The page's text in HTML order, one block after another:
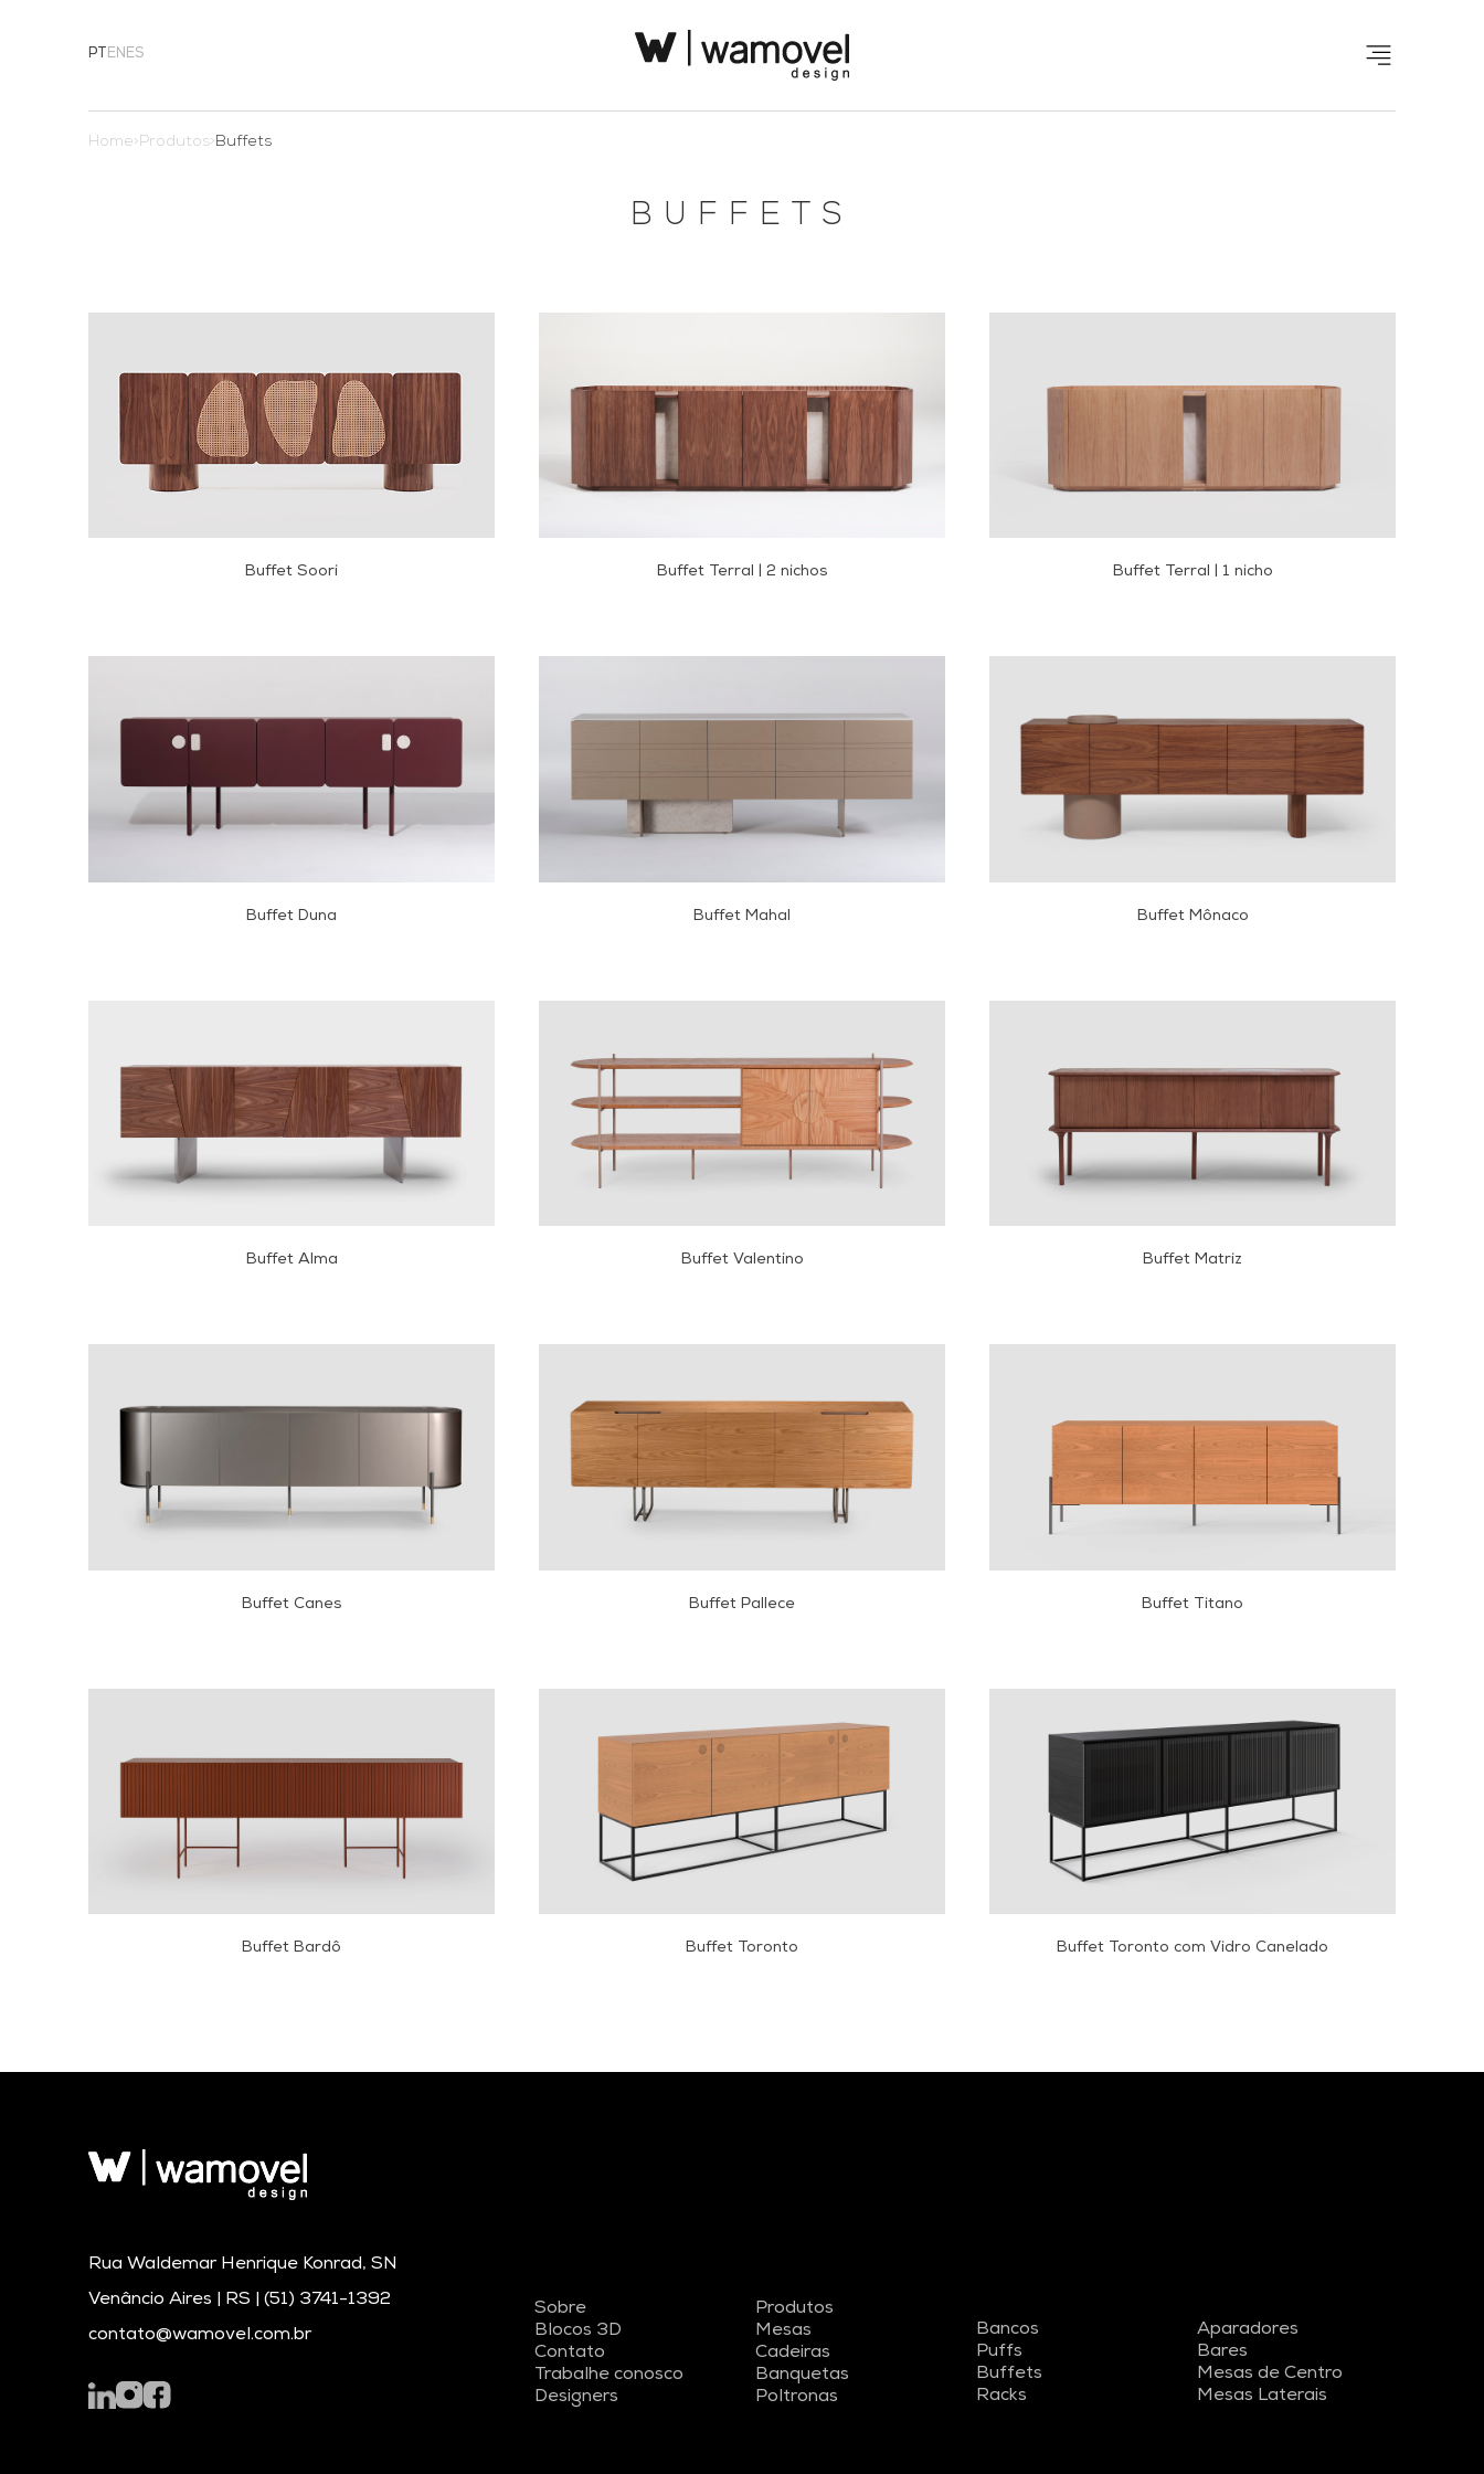
PT ENES
Home>Produtos>Buffets
BUFFETS
Buffet Soori Buffet Terral | 2 nichos Buffet Terral | 1 nicho
Buffet Duna Buffet Mahal Buffet Mônaco
Buffet Alma Buffet Valentino Buffet Matriz
Buffet Canes Buffet Pallece Buffet Titano
Buffet Bardô Buffet Toronto Buffet Toronto com Vidro Canelado
Rua Waldemar Henrique Konrad, SN
Venâncio Aires | RS | (51) 3741-1392
contato@wamovel.com.br
Sobre
Blocos 3D
Contato
Trabalhe conosco
Designers
Produtos
Mesas
Cadeiras
Banquetas
Poltronas
Bancos
Puffs
Buffets
Racks
Aparadores
Bares
Mesas de Centro
Mesas Laterais